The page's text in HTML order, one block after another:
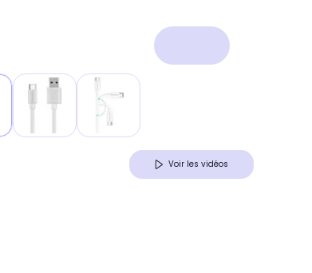
Voir les vidéos